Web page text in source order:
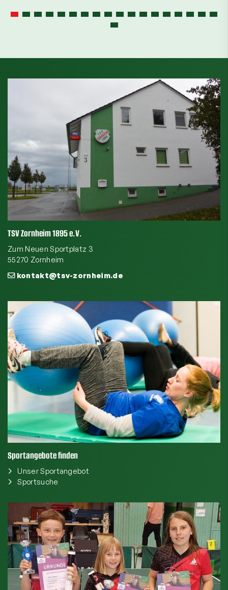
TSV Zornheim 1895 e.V.
Zum Neuen Sportplatz 3
55270 Zornheim
kontakt@tsv-zornheim.de
Sportangebote finden
Unser Sportangebot
Sportsuche